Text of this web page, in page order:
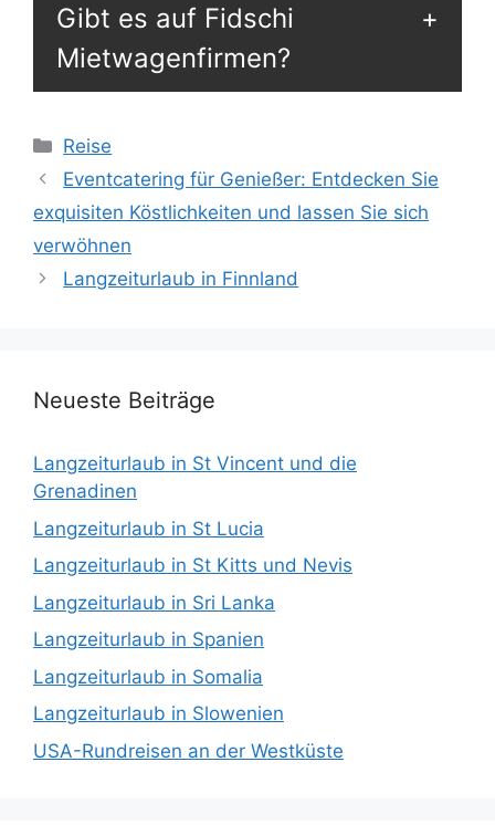
Gibt es auf Fidschi
Mietwagenfirmen?
Kategorien
Reise
Eventcatering für Genießer: Entdecken Sie
exquisiten Köstlichkeiten und lassen Sie sich
verwöhnen
Langzeiturlaub in Finnland
Neueste Beiträge
Langzeiturlaub in St Vincent und die
Grenadinen
Langzeiturlaub in St Lucia
Langzeiturlaub in St Kitts und Nevis
Langzeiturlaub in Sri Lanka
Langzeiturlaub in Spanien
Langzeiturlaub in Somalia
Langzeiturlaub in Slowenien
USA-Rundreisen an der Westküste